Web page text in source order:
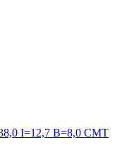
I=12,7 B=8,0 CMT